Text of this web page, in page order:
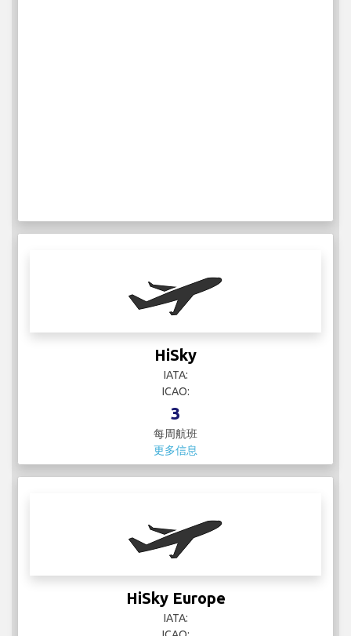
HiSky
IATA:
ICAO:
3
每周航班
更多信息
HiSky Europe
IATA: